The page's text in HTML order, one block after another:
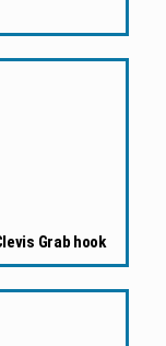
Grab hook